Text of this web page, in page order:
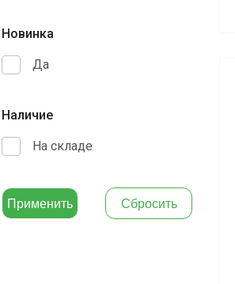
Новинка
Да
Наличие
На складе